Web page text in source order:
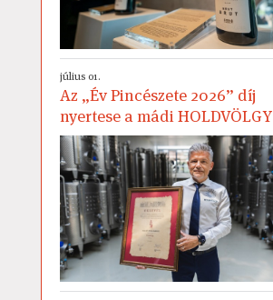
július 01.
Az „Év Pincészete 2026” díj
nyertese a mádi HOLDVÖLGY